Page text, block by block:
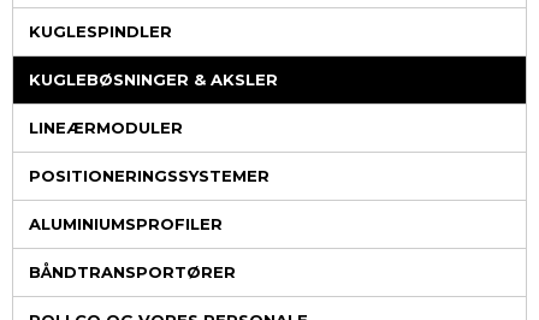
KUGLESPINDLER
KUGLEBØSNINGER & AKSLER
LINEÆRMODULER
POSITIONERINGSSYSTEMER
ALUMINIUMSPROFILER
BÅNDTRANSPORTØRER